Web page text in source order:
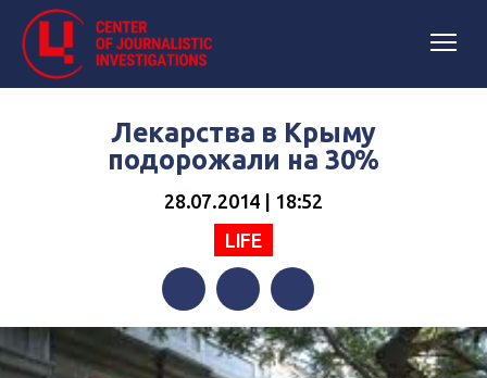
Лекарства в Крыму
подорожали на 30%
28.07.2014 | 18:52
LIFE
FacebookTwitterTelegram